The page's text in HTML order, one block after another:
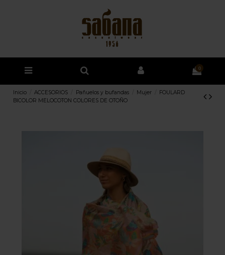
0
Inicio ACCESORIOS Pañuelos y bufandas Mujer
FOULARD
BICOLOR MELOCOTON COLORES DE OTOÑO